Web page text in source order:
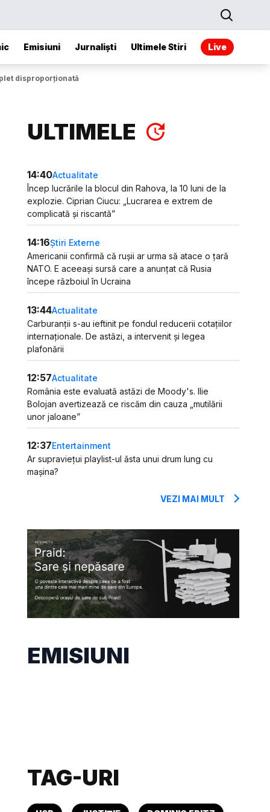
Emisiuni Jurnaliști Ultimele Stiri Live
disproporționată
ULTIMELE
14:40Actualitate
Încep lucrările la blocul din Rahova, la 10 luni de la
explozie. Ciprian Ciucu: „Lucrarea e extrem de
complicată și riscantă”
14:16Știri Externe
Americanii confirmă că rușii ar urma să atace o țară
NATO. E aceeași sursă care a anunțat că Rusia
începe războiul în Ucraina
13:44Actualitate
Carburanții s-au ieftinit pe fondul reducerii cotațiilor
internaționale. De astăzi, a intervenit și legea
plafonării
12:57Actualitate
România este evaluată astăzi de Moody's. Ilie
Bolojan avertizează ce riscăm din cauza „mutilării
unor jaloane”
12:37Entertainment
Ar supraviețui playlist-ul ăsta unui drum lung cu
mașina?
VEZI MAI MULT
EMISIUNI
TAG-URI